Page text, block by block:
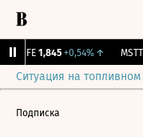
LIFE 1,845 +0,54%↑ MSTT
Ситуация на
Подписка